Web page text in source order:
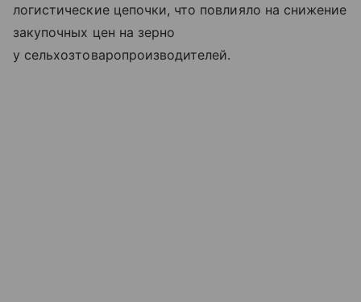
логистические цепочки, что повлияло на снижение
закупочных цен на зерно
у сельхозтоваропроизводителей.